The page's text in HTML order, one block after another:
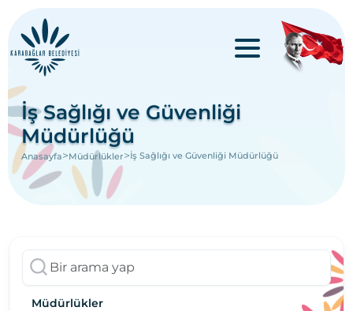
İş Sağlığı ve Güvenliği
Müdürlüğü
Anasayfa>Müdürlükler>İş Sağlığı ve Güvenliği Müdürlüğü
Müdürlükler